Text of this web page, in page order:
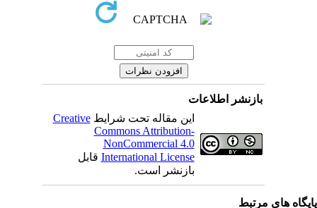
بازنشر اطلاعات
این مقاله تحت شرایطCreative
Commons Attribution-
NonCommercial 4.0
International Licenseقابل
بازنشر است.
های مرتبط